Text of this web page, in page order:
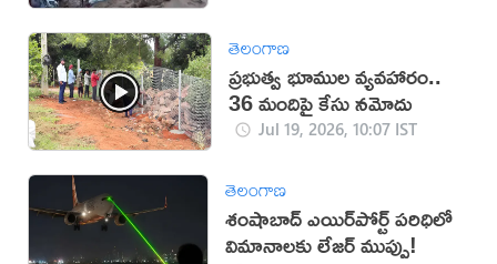
తెలంగాణ
ప్రభుత్వ భూముల వ్యవహారం..
36 మందిపై కేసు నమోదు
Jul 19, 2026, 10:07 IST
తెలంగాణ
శంషాబాద్ ఎయిర్‌పోర్ట్ పరిధిలో
విమానాలకు లేజర్ ముప్పు!